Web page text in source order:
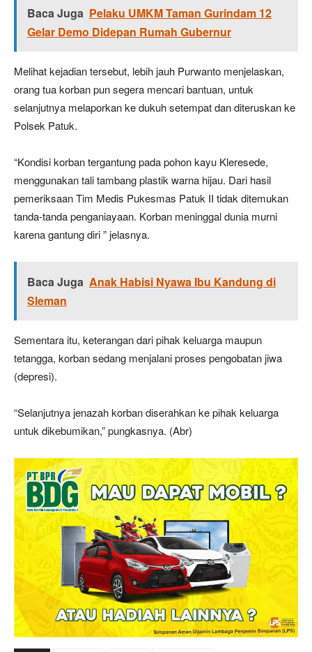
Baca Juga Pelaku UMKM Taman Gurindam 12
Gelar Demo Didepan Rumah Gubernur
Melihat kejadian tersebut, lebih jauh Purwanto menjelaskan,
orang tua korban pun segera mencari bantuan, untuk
selanjutnya melaporkan ke dukuh setempat dan diteruskan ke
Polsek Patuk.
“Kondisi korban tergantung pada pohon kayu Kleresede,
menggunakan tali tambang plastik warna hijau. Dari hasil
pemeriksaan Tim Medis Pukesmas Patuk II tidak ditemukan
tanda-tanda penganiayaan. Korban meninggal dunia murni
karena gantung diri ” jelasnya.
Baca Juga Anak Habisi Nyawa Ibu Kandung di
Sleman
Sementara itu, keterangan dari pihak keluarga maupun
tetangga, korban sedang menjalani proses pengobatan jiwa
(depresi).
“Selanjutnya jenazah korban diserahkan ke pihak keluarga
untuk dikebumikan,” pungkasnya. (Abr)